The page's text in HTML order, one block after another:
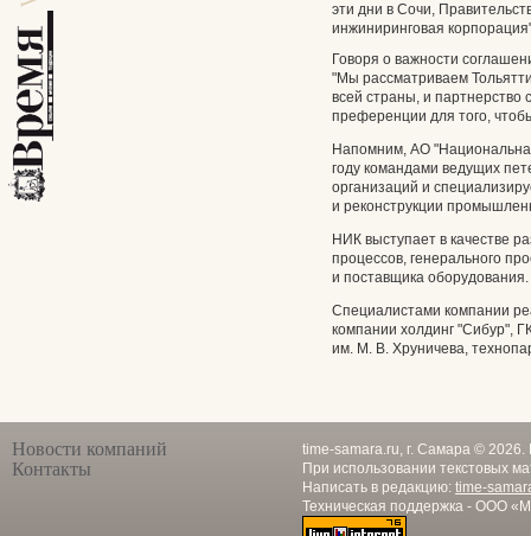
эти дни в Сочи,
инжиниринговая
Говоря о важности
"Мы рассматриваем
всей страны, и партнерство
преференции для того,
Напомним, АО
году командами ведущих
организаций и
и реконструкции
НИК выступает в качестве
процессов, генерального
и поставщика оборудования.
Специалистами компании
компании холдинг "Сибур",
им. М. В. Хруничева,
Новости компаний
Контакты
time-samara.ru, г. Самара ©
При использовании текстовых
Написать в редакцию: time-
Техническая поддержка - ООО